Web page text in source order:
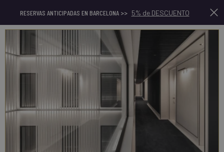
RESERVAS ANTICIPADAS EN BARCELONA >> 5% de DESCUENTO Es